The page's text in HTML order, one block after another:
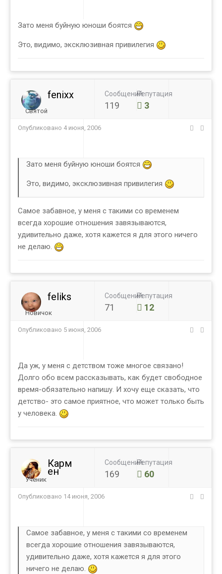
Зато меня буйную юноши боятся
Это, видимо, эксклюзивная привилегия
fenixx
Святой
Сообщений
119
Репутация
3
Опубликовано 4 июня, 2006
Зато меня буйную юноши боятся
Это, видимо, эксклюзивная привилегия
Самое забавное, у меня с такими со временем
всегда хорошие отношения завязываются,
удивительно даже, хотя кажется я для этого ничего
не делаю.
feliks
Новичок
Сообщений
71
Репутация
12
Опубликовано 5 июня, 2006
Да уж, у меня с детством тоже многое связано!
Долго обо всем рассказывать, как будет свободное
время-обязательно напишу. И хочу еще сказать, что
детство- это самое приятное, что может только быть
у человека.
Карм
ен
Ученик
Сообщений
169
Репутация
60
Опубликовано 14 июня, 2006
Самое забавное, у меня с такими со временем
всегда хорошие отношения завязываются,
удивительно даже, хотя кажется я для этого
ничего не делаю.